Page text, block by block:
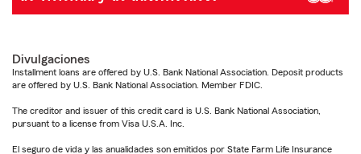
Divulgaciones
Installment loans are offered by U.S. Bank National Association. Deposit products
are offered by U.S. Bank National Association. Member FDIC.
The creditor and issuer of this credit card is U.S. Bank National Association,
pursuant to a license from Visa U.S.A. Inc.
El seguro de vida y las anualidades son emitidos por State Farm Life Insurance